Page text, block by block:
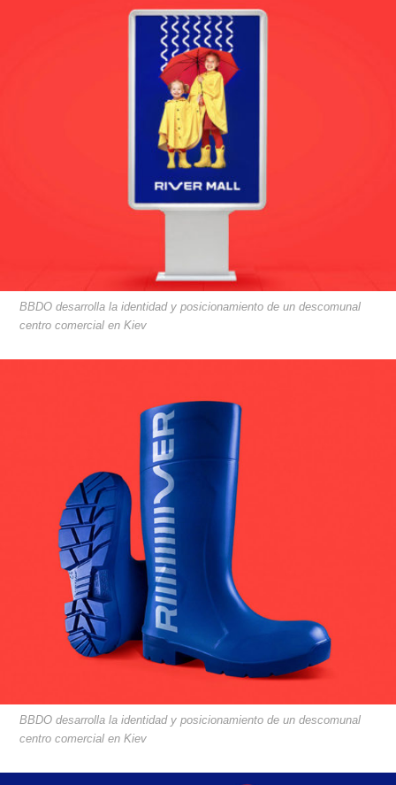
BBDO desarrolla la identidad y posicionamiento de un descomunal
centro comercial en Kiev
BBDO desarrolla la identidad y posicionamiento de un descomunal
centro comercial en Kiev